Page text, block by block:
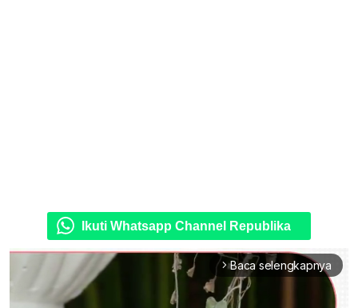
Ikuti Whatsapp Channel Republika
arrow_forward_ios Baca selengkapnya